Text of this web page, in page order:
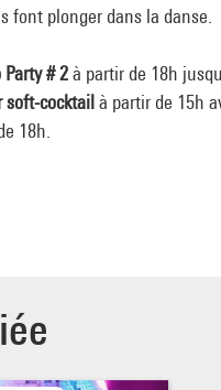
font plonger dans la danse.
# 2à partir de 18h
soft-cocktail à partir de 15h
18h.